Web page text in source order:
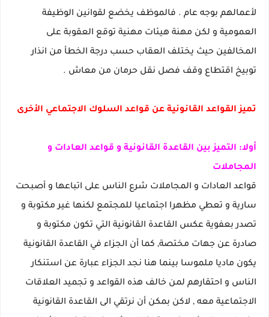
لأعمالهم بوجه عام . فالموظف يخضع لقوانين الوظيفة
العمومية و لكن مهنة هيئات مهنية توقع العقوبة على
المخالفين حيث يختلف العقاب حسب درجة الخطأ من انذار
توبيخ اقتطاع وقف فصل نقل حرمان من معاش .
تميز القواعد القانونية عن قواعد السلوك الاجتماعي الأخرى
أولا: التميز بين القاعدة القانونية و قواعد العادات و
المجاملات
قواعد العادات و المجاملات شرع الناس على اتباعها و أصبحت
سارية و تعطي مظهرا اجتماعيا للمجتمع لكنها غير مكتوبة و
تصدر بعفوية عكس القاعدة القانونية التي تكون مكتوبة و
صادرة عن جهات مختصة, كما أن الجزاء في القاعدة القانونية
يكون ماديا ملموسا بينما هنا نجد الجزاء عبارة عن استنكار
الناس و احتقارهم لمن خالف هذه القواعد و تجميد العلاقات
الاجتماعية معه , لاكن بمكن أن نرتقي الى القاعدة القانونية